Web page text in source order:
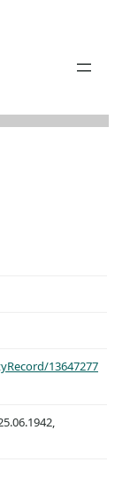
13647277